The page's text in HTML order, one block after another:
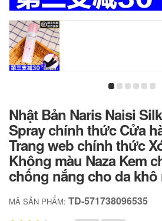
Nhật Bản Naris Naisi
Spray chính thức Cửa
Trang web chính thức
Không màu Naza Kem
chống nắng cho da khô
MÃ SẢN PHẨM: TD-571738096535